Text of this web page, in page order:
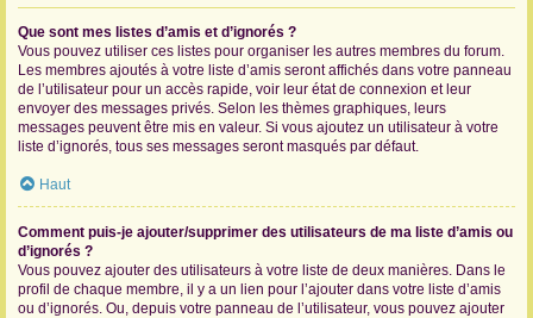
Que sont mes listes d’amis et d’ignorés ?
Vous pouvez utiliser ces listes pour organiser les autres membres du forum.
Les membres ajoutés à votre liste d’amis seront affichés dans votre panneau
de l’utilisateur pour un accès rapide, voir leur état de connexion et leur
envoyer des messages privés. Selon les thèmes graphiques, leurs
messages peuvent être mis en valeur. Si vous ajoutez un utilisateur à votre
liste d’ignorés, tous ses messages seront masqués par défaut.
Haut
Comment puis-je ajouter/supprimer des utilisateurs de ma liste d’amis ou
d’ignorés ?
Vous pouvez ajouter des utilisateurs à votre liste de deux manières. Dans le
profil de chaque membre, il y a un lien pour l’ajouter dans votre liste d’amis
ou d’ignorés. Ou, depuis votre panneau de l’utilisateur, vous pouvez ajouter